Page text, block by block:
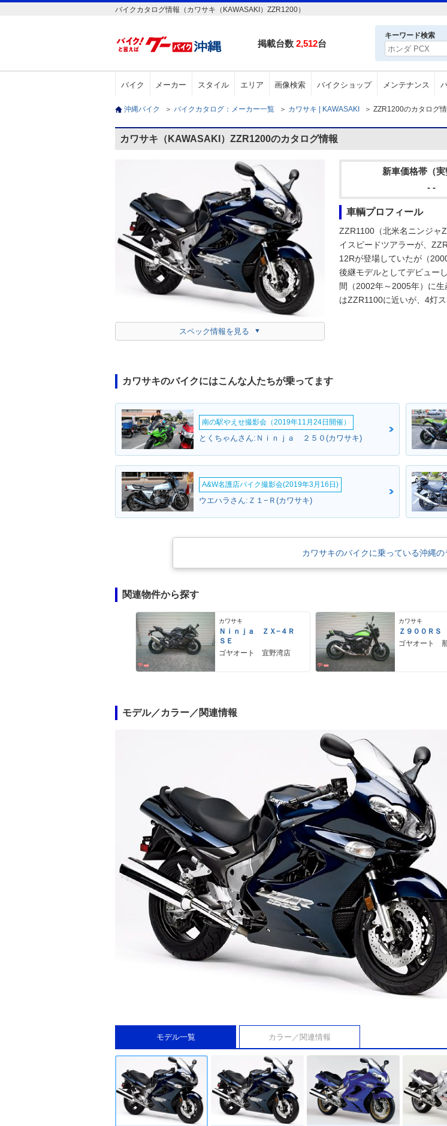
バイクカタログ情報（カワサキ（KAWASAKI）ZZR1200）
掲載台数 2,512台
キーワード検索
バイク メーカー スタイル エリア 画像検索 バイクショップ メンテナンス
沖縄バイク ＞ バイクカタログ：メーカー一覧 ＞ カワサキ | KAWASAKI ＞ ZZR1200のカタログ
カワサキ（KAWASAKI）ZZR1200のカタログ情報
スペック情報を見る
新車価格帯（実
- -
車輌プロフィール
ZZR1100（北米名ニンジャ
イスピードツアラーが、
12Rが登場していたが（
後継モデルとしてデビュー
間（2002年～2005年）に
はZZR1100に近いが、4灯
カワサキのバイクにはこんな人たちが乗ってます
南の駅やえせ撮影会（2019年11月24日開催）
とくちゃんさん:Ｎｉｎｊａ ２５０(カワサキ)
A&W名護店バイク撮影会(2019年3月16日)
ウエハラさん:Ｚ１−Ｒ(カワサキ)
カワサキのバイクに乗っている沖縄の
関連物件から探す
カワサキ
Ｎｉｎｊａ ＺＸ−４Ｒ
ＳＥ
ゴヤオート 宜野湾店
カワサキ
Ｚ９００ＲＳ
ゴヤオート
モデル／カラー／関連情報
モデル一覧 カラー／関連情報